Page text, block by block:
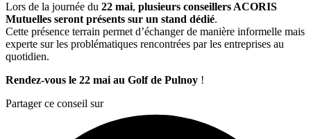
Lors de la journée du 22 mai, plusieurs conseillers ACORIS
Mutuelles seront présents sur un stand dédié.
Cette présence terrain permet d’échanger de manière informelle mais
experte sur les problématiques rencontrées par les entreprises au
quotidien.
Rendez-vous le 22 mai au Golf de Pulnoy !
Partager ce conseil sur